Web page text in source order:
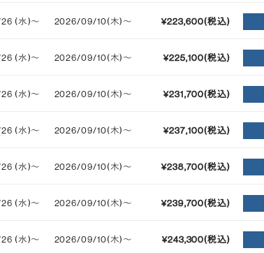
(水)〜 2026/09/10(木)〜 ¥223,600(税込)
(水)〜 2026/09/10(木)〜 ¥225,100(税込)
(水)〜 2026/09/10(木)〜 ¥231,700(税込)
(水)〜 2026/09/10(木)〜 ¥237,100(税込)
(水)〜 2026/09/10(木)〜 ¥238,700(税込)
(水)〜 2026/09/10(木)〜 ¥239,700(税込)
(水)〜 2026/09/10(木)〜 ¥243,300(税込)